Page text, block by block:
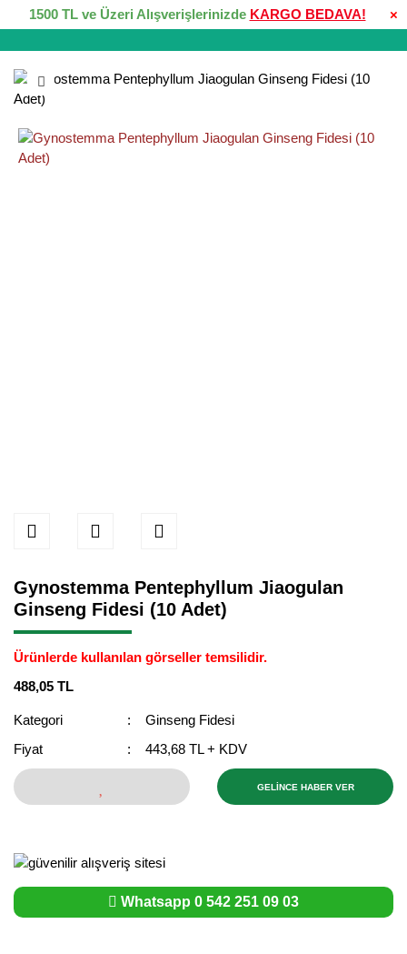
×
1500 TL ve Üzeri Alışverişlerinizde KARGO BEDAVA!
Gynostemma Pentephyllum Jiaogulan
Ginseng Fidesi (10 Adet)
Ürünlerde kullanılan görseller temsilidir.
488,05 TL
Kategori
Ginseng Fidesi
Fiyat
443,68 TL + KDV
GELİNCE HABER VER
Whatsapp 0 542 251 09 03